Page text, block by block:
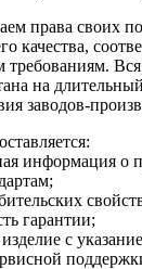
права своих
качества,
требованиям.
на
заводов-
информация о
гарантии;
с